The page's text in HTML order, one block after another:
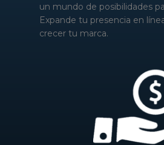
un mundo de posibilidades
Expande tu presencia en
crecer tu marca.